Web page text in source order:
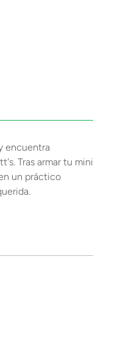
encuentra
Tras armar tu mini
un práctico